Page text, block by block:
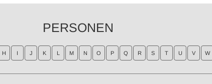
PERSONEN
H I J K L M N O P Q R S T U V W